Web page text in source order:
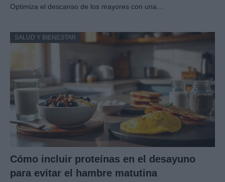
Optimiza el descanso de los mayores con una…
SALUD Y BIENESTAR
Cómo incluir proteínas en el desayuno
para evitar el hambre matutina